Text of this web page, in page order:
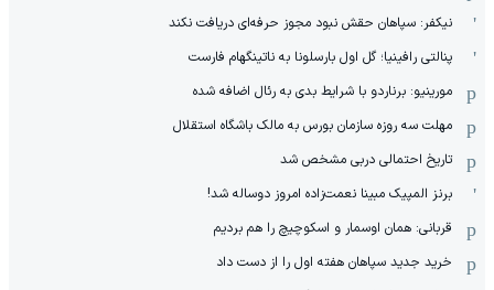
نیکفر: سپاهان حقش نبود مجوز حرفه‌ای دریافت نکند
پنالتی رافینیا؛ گل اول بارسلونا به ناتینگهام فارست
مورینیو: برناردو با شرایط بدی به رئال اضافه شده
مهلت سه روزه سازمان بورس به مالک باشگاه استقلال
تاریخ احتمالی دربی مشخص شد
برنز المپیک مبینا نعمت‌زاده امروز دوساله شد!
قربانی: همان اوسمار و اسکوچیچ را هم بردیم
خرید جدید سپاهان هفته اول را از دست داد